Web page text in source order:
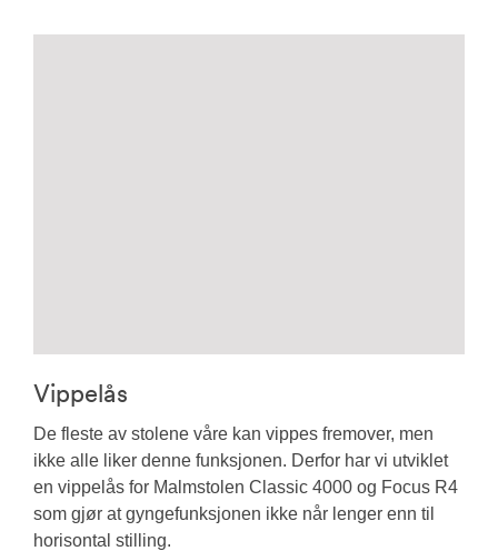
Vippelås
De fleste av stolene våre kan vippes fremover, men
ikke alle liker denne funksjonen. Derfor har vi utviklet
en vippelås for Malmstolen Classic 4000 og Focus R4
som gjør at gyngefunksjonen ikke når lenger enn til
horisontal stilling.